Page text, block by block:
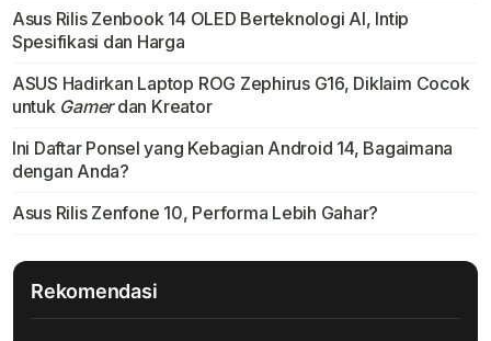
Asus Rilis Zenbook 14 OLED Berteknologi AI, Intip
Spesifikasi dan Harga
ASUS Hadirkan Laptop ROG Zephirus G16, Diklaim Cocok
untukGamerdan Kreator
Ini Daftar Ponsel yang Kebagian Android 14, Bagaimana
dengan Anda?
Asus Rilis Zenfone 10, Performa Lebih Gahar?
Rekomendasi